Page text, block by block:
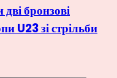
бронзові
U23 зі стрільби